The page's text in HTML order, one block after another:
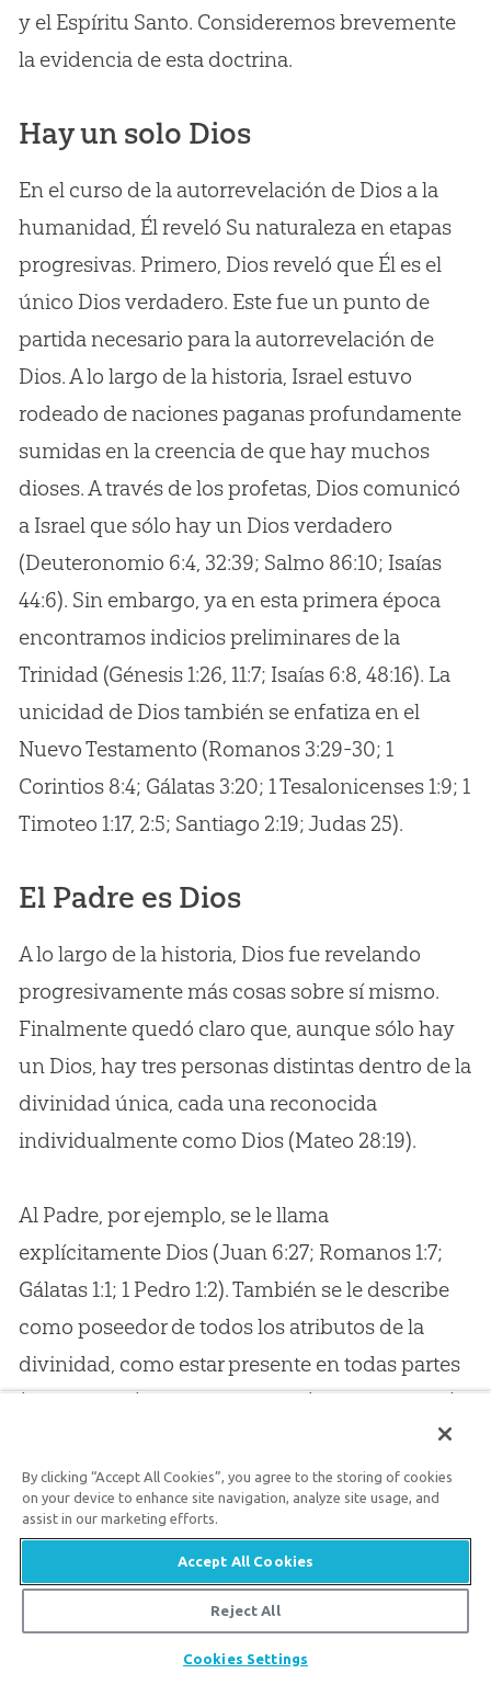
y el Espíritu Santo. Consideremos brevemente
la evidencia de esta doctrina.
Hay un solo Dios
En el curso de la autorrevelación de Dios a la
humanidad, Él reveló Su naturaleza en etapas
progresivas. Primero, Dios reveló que Él es el
único Dios verdadero. Este fue un punto de
partida necesario para la autorrevelación de
Dios. A lo largo de la historia, Israel estuvo
rodeado de naciones paganas profundamente
sumidas en la creencia de que hay muchos
dioses. A través de los profetas, Dios comunicó
a Israel que sólo hay un Dios verdadero
(Deuteronomio 6:4, 32:39; Salmo 86:10; Isaías
44:6). Sin embargo, ya en esta primera época
encontramos indicios preliminares de la
Trinidad (Génesis 1:26, 11:7; Isaías 6:8, 48:16). La
unicidad de Dios también se enfatiza en el
Nuevo Testamento (Romanos 3:29-30; 1
Corintios 8:4; Gálatas 3:20; 1 Tesalonicenses 1:9; 1
Timoteo 1:17, 2:5; Santiago 2:19; Judas 25).
El Padre es Dios
A lo largo de la historia, Dios fue revelando
progresivamente más cosas sobre sí mismo.
Finalmente quedó claro que, aunque sólo hay
un Dios, hay tres personas distintas dentro de la
divinidad única, cada una reconocida
individualmente como Dios (Mateo 28:19).
Al Padre, por ejemplo, se le llama
explícitamente Dios (Juan 6:27; Romanos 1:7;
Gálatas 1:1; 1 Pedro 1:2). También se le describe
como poseedor de todos los atributos de la
divinidad, como estar presente en todas partes
(Mateo 19:26), ser omnisciente (Romanos 11:33),
omnipotente (1 Pedro 1:5), santo (Apocalipsis
15:4) y eterno (Salmo 90:2).
El Hijo es Dios
Jesús también es llamado explícitamente
By clicking “Accept All Cookies”, you agree to the storing of cookies
on your device to enhance site navigation, analyze site usage, and
assist in our marketing efforts.
Accept All Cookies
Reject All
Cookies Settings